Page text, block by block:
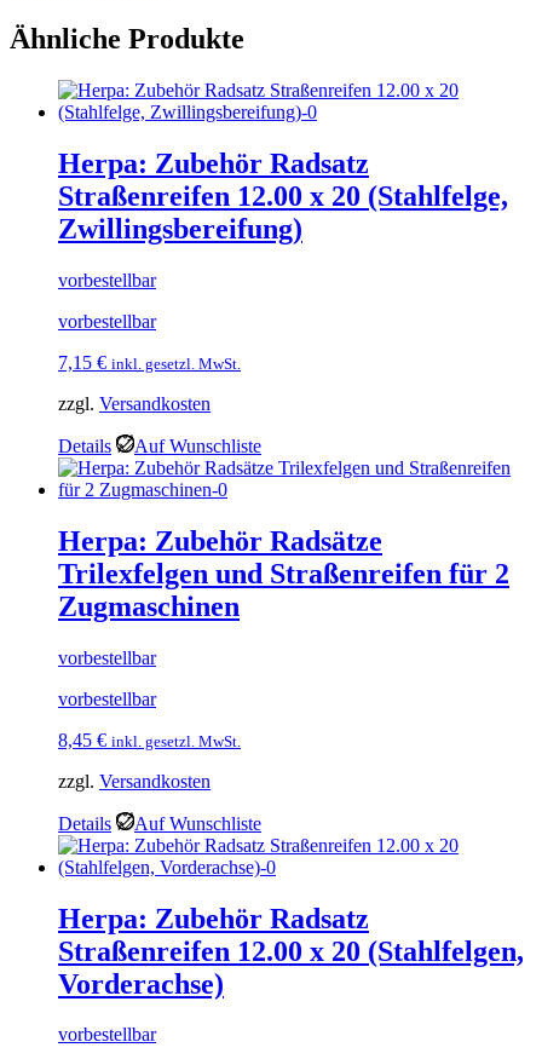
Ähnliche Produkte
Herpa: Zubehör Radsatz
Straßenreifen 12.00 x 20 (Stahlfelge,
Zwillingsbereifung)
vorbestellbar
vorbestellbar
7,15 € inkl. gesetzl. MwSt.
zzgl. Versandkosten
Details Auf Wunschliste
Herpa: Zubehör Radsätze
Trilexfelgen und Straßenreifen für 2
Zugmaschinen
vorbestellbar
vorbestellbar
8,45 € inkl. gesetzl. MwSt.
zzgl. Versandkosten
Details Auf Wunschliste
Herpa: Zubehör Radsatz
Straßenreifen 12.00 x 20 (Stahlfelgen,
Vorderachse)
vorbestellbar